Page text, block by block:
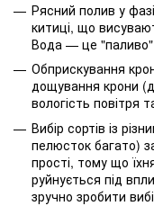
Рясний полив у
китиці, що
Вода — це
Обприскування
дощування крони
вологість повітря
Вибір сортів із
пелюсток багато)
прості, тому що
руйнується під
зручно зробити